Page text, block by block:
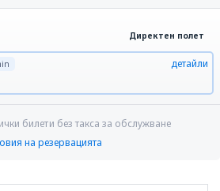
Директен полет
детайли
билети без такса за обслужване
на резервацията